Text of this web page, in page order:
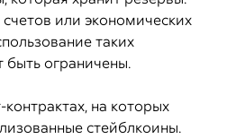
или экономических
таких
быть ограничены.
на которых
стейблкоины.